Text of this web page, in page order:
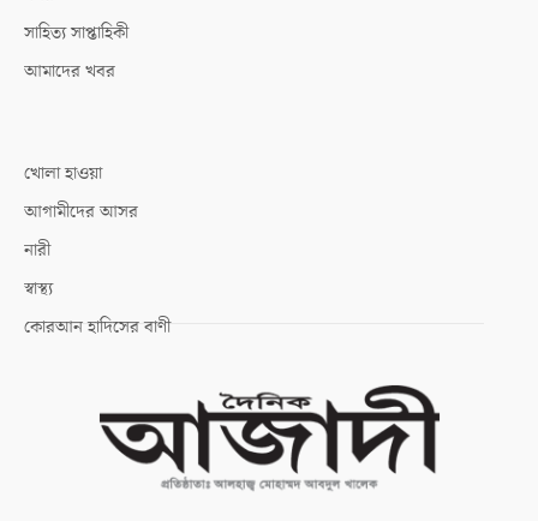
সাহিত্য সাপ্তাহিকী
আমাদের খবর
খোলা হাওয়া
আগামীদের আসর
নারী
স্বাস্থ্য
কোরআন হাদিসের বাণী